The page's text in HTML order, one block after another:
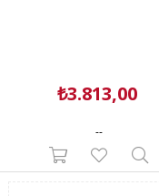
₺3.813,00
--